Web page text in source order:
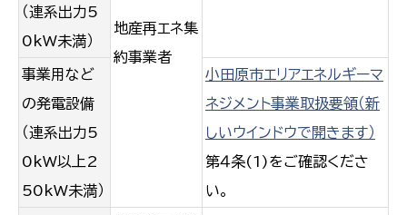
（連系出力5
0kW未満）
地産再エネ集
約事業者
事業用など
の発電設備
（連系出力5
0kW以上2
50kW未満）
小田原市エリアエネルギーマ
ネジメント事業取扱要領（新
しいウインドウで開きます）
第４条(1)をご確認くださ
い。